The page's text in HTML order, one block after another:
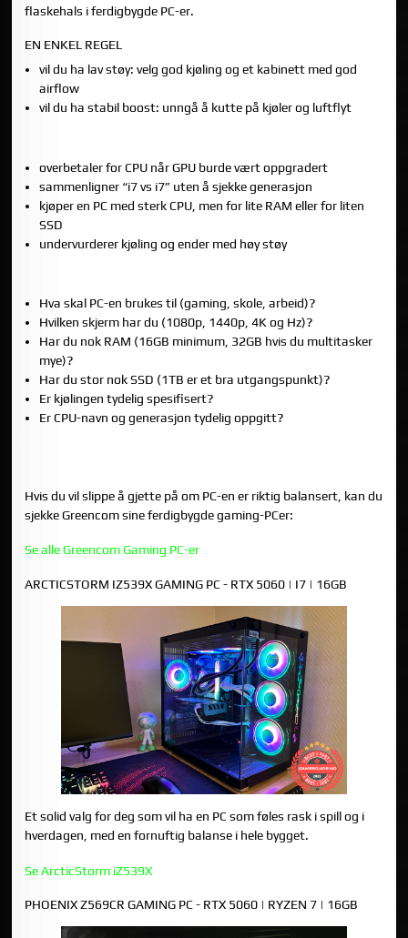
flaskehals i ferdigbygde PC-er.
EN ENKEL REGEL
vil du ha lav støy: velg god kjøling og et kabinett med god
airflow
vil du ha stabil boost: unngå å kutte på kjøler og luftflyt
overbetaler for CPU når GPU burde vært oppgradert
sammenligner “i7 vs i7” uten å sjekke generasjon
kjøper en PC med sterk CPU, men for lite RAM eller for liten
SSD
undervurderer kjøling og ender med høy støy
Hva skal PC-en brukes til (gaming, skole, arbeid)?
Hvilken skjerm har du (1080p, 1440p, 4K og Hz)?
Har du nok RAM (16GB minimum, 32GB hvis du multitasker
mye)?
Har du stor nok SSD (1TB er et bra utgangspunkt)?
Er kjølingen tydelig spesifisert?
Er CPU-navn og generasjon tydelig oppgitt?
Hvis du vil slippe å gjette på om PC-en er riktig balansert, kan du
sjekke Greencom sine ferdigbygde gaming-PCer:
Se alle Greencom Gaming PC-er
ARCTICSTORM IZ539X GAMING PC - RTX 5060 | I7 | 16GB
Et solid valg for deg som vil ha en PC som føles rask i spill og i
hverdagen, med en fornuftig balanse i hele bygget.
Se ArcticStorm iZ539X
PHOENIX Z569CR GAMING PC - RTX 5060 | RYZEN 7 | 16GB